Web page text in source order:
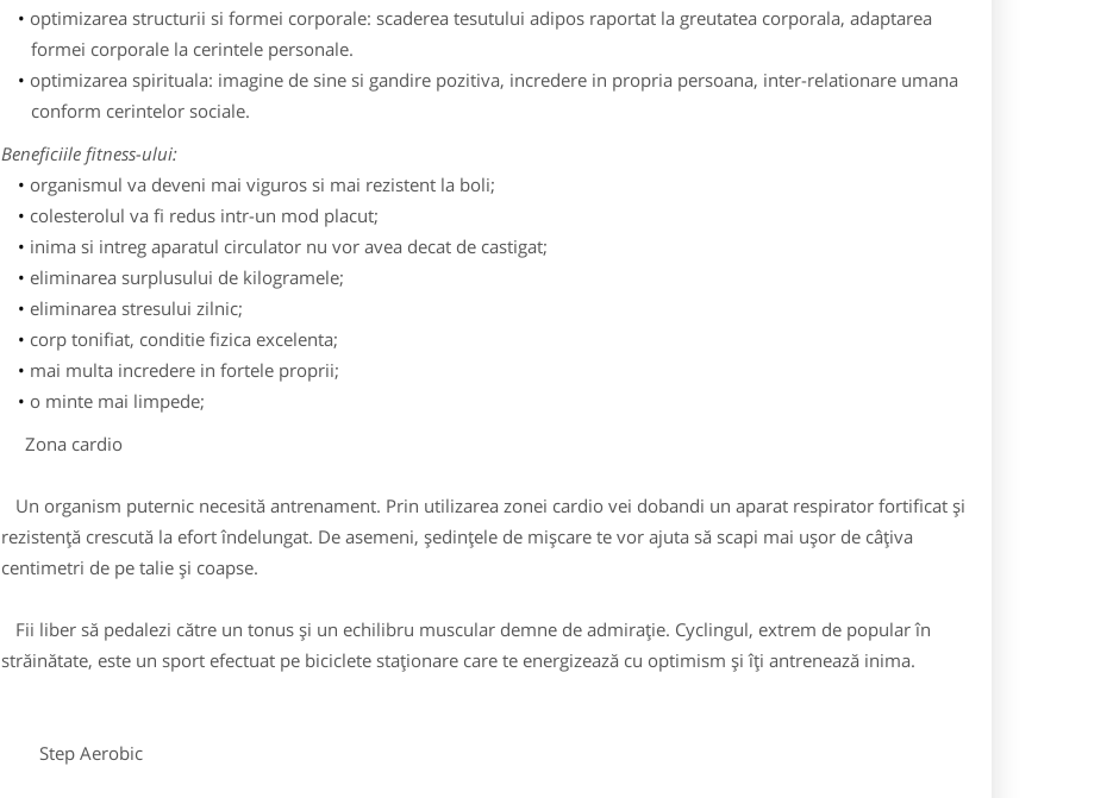
optimizarea structurii si formei corporale: scaderea tesutului adipos raportat la greutatea corporala, adaptarea
formei corporale la cerintele personale.
optimizarea spirituala: imagine de sine si gandire pozitiva, incredere in propria persoana, inter-relationare umana
conform cerintelor sociale.
Beneficiile fitness-ului:
organismul va deveni mai viguros si mai rezistent la boli;
colesterolul va fi redus intr-un mod placut;
inima si intreg aparatul circulator nu vor avea decat de castigat;
eliminarea surplusului de kilogramele;
eliminarea stresului zilnic;
corp tonifiat, conditie fizica excelenta;
mai multa incredere in fortele proprii;
o minte mai limpede;
Zona cardio
Un organism puternic necesită antrenament. Prin utilizarea zonei cardio vei dobandi un aparat respirator fortificat și
rezistență crescută la efort îndelungat. De asemeni, ședințele de mișcare te vor ajuta să scapi mai ușor de câțiva
centimetri de pe talie și coapse.
Fii liber să pedalezi către un tonus și un echilibru muscular demne de admirație. Cyclingul, extrem de popular în
străinătate, este un sport efectuat pe biciclete staționare care te energizează cu optimism și îți antrenează inima.
Step Aerobic